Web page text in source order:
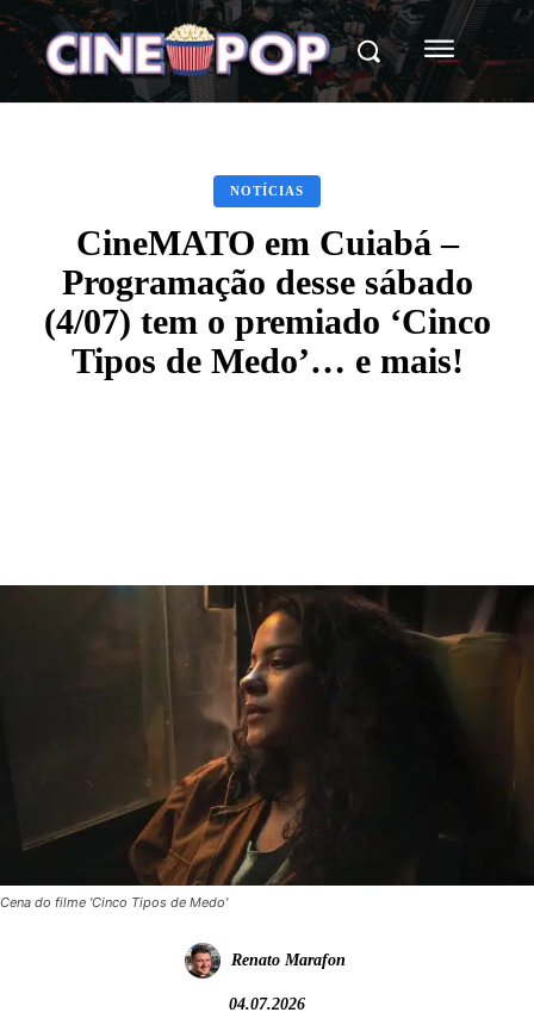
NOTÍCIAS
CineMATO em Cuiabá –
Programação desse sábado
(4/07) tem o premiado ‘Cinco
Tipos de Medo’… e mais!
Cena do filme 'Cinco Tipos de Medo'
Renato Marafon
04.07.2026